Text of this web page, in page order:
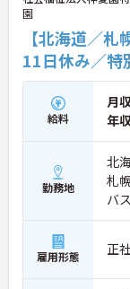
園
【北海道／
11日休み／特
給料
月
年
勤務地
北
札
バ
雇用形態 正